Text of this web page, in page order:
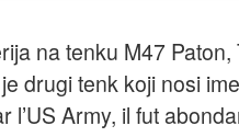
hobi
na tenku M47 Paton,
drugi tenk koji nosi ime
l’US Army, il fut